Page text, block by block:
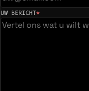
UW BERICHT*
(vereist)